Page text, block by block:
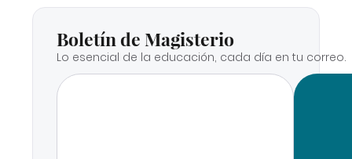
Boletín de Magisterio
Lo esencial de la educación, cada día en tu correo.